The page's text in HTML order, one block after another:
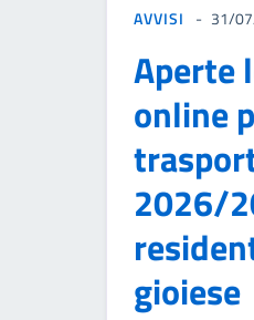
AVVISI 31/
Aperte
online
2026/
gioiese